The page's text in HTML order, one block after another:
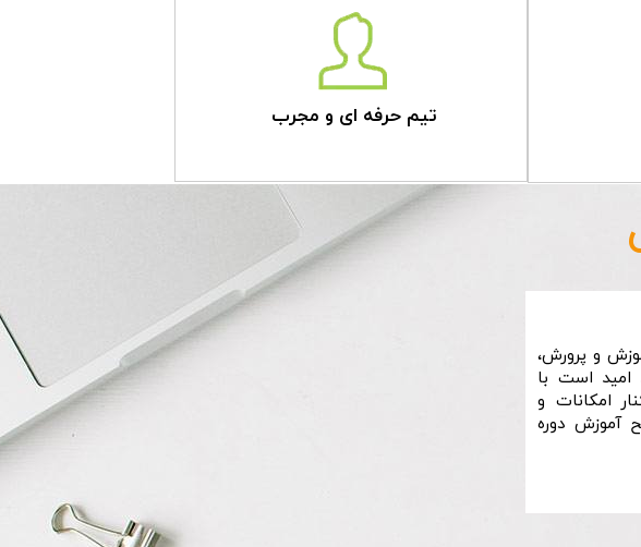
تیم حرفه ای و مجرب
و پرورش،
است با
امکانات و
آموزش دوره